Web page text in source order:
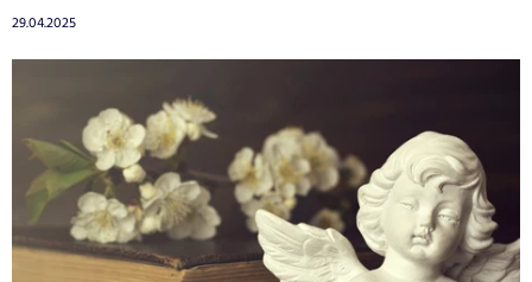
29.04.2025